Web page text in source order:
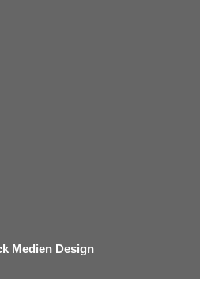
Medien Design